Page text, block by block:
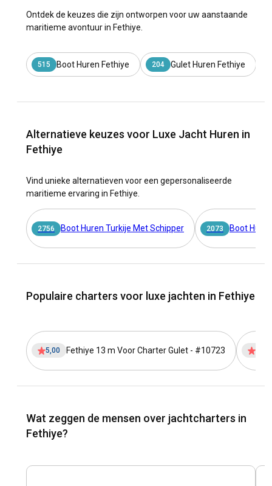
Ontdek de keuzes die zijn ontworpen voor uw aanstaande
maritieme avontuur in Fethiye.
515 Boot Huren Fethiye 204 Gulet Huren Fethiye
Alternatieve keuzes voor Luxe Jacht Huren in
Fethiye
Vind unieke alternatieven voor een gepersonaliseerde
maritieme ervaring in Fethiye.
2756 Boot Huren Turkije Met Schipper 2073 Boot
Populaire charters voor luxe jachten in Fethiye
5,00 Fethiye 13 m Voor Charter Gulet - #10723
Wat zeggen de mensen over jachtcharters in
Fethiye?